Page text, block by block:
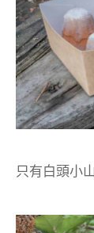
只有白頭小